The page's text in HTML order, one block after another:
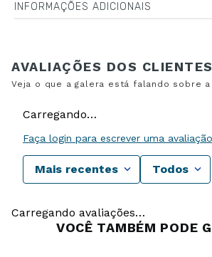
INFORMAÇÕES ADICIONAIS
Carregando…
Faça login para escrever uma
Mais recentes Todos
Carregando avaliações…
VOCÊ TAMBÉM PODE